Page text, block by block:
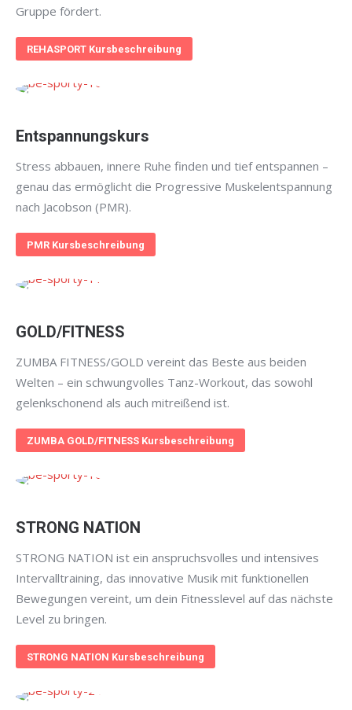
Gruppe fördert.
REHASPORT Kursbeschreibung
Entspannungskurs
Stress abbauen, innere Ruhe finden und tief entspannen –
genau das ermöglicht die Progressive Muskelentspannung
nach Jacobson (PMR).
PMR Kursbeschreibung
GOLD/FITNESS
ZUMBA FITNESS/GOLD vereint das Beste aus beiden
Welten – ein schwungvolles Tanz-Workout, das sowohl
gelenkschonend als auch mitreißend ist.
ZUMBA GOLD/FITNESS Kursbeschreibung
STRONG NATION
STRONG NATION ist ein anspruchsvolles und intensives
Intervalltraining, das innovative Musik mit funktionellen
Bewegungen vereint, um dein Fitnesslevel auf das nächste
Level zu bringen.
STRONG NATION Kursbeschreibung